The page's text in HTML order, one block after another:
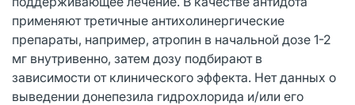
применяют третичные антихолинергические
препараты, например, атропин в начальной дозе 1-2
мг внутривенно, затем дозу подбирают в
зависимости от клинического эффекта. Нет данных о
выведении донепезила гидрохлорида и/или его